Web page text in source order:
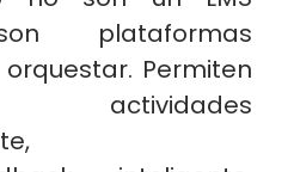
plataformas
Permiten